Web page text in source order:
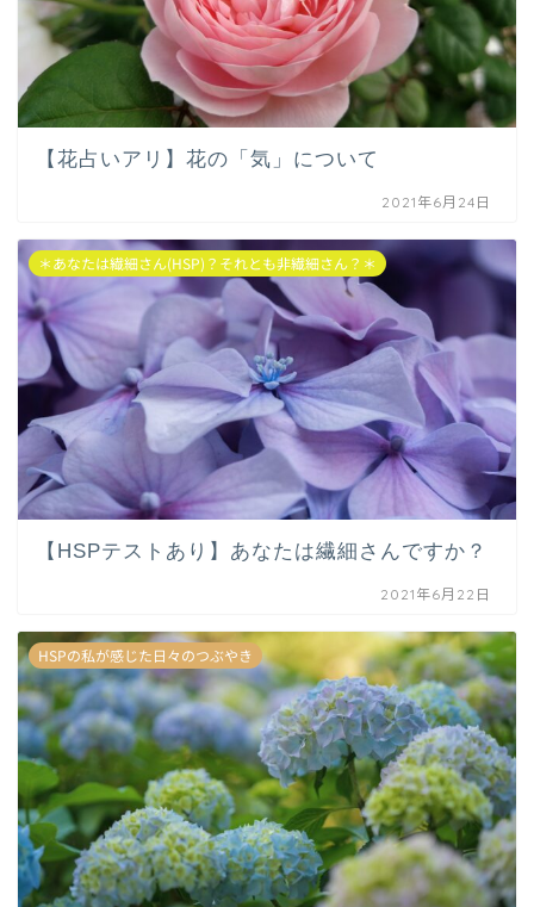
【花占いアリ】花の「気」について
2021年6月24日
＊あなたは繊細さん(HSP)？それとも非繊細さん？＊
【HSPテストあり】あなたは繊細さんですか？
2021年6月22日
HSPの私が感じた日々のつぶやき